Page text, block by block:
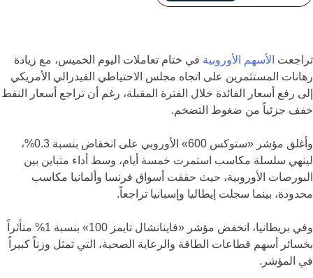
تراجعت الأسهم الأوروبية في ختام تعاملات اليوم الخميس، مع زيادة
رهانات المستثمرين على اتجاه مجلس الاحتياطي الفيدرالي الأمريكي
إلى رفع أسعار الفائدة خلال الفترة المقبلة، رغم أن تراجع أسعار النفط
خفف جزئياً من ضغوط التضخم.
وأغلق مؤشر «ستوكس 600» الأوروبي على انخفاض بنسبة 0.3%،
لينهي سلسلة مكاسب استمرت خمسة أيام، وسط أداء متباين بين
البورصات الأوروبية، حيث حققت أسواق فرنسا وألمانيا مكاسب
محدودة، بينما سجلت إيطاليا وإسبانيا تراجعاً.
وفي بريطانيا، انخفض مؤشر «فاينانشال تايمز 100» بنسبة 1% متأثراً
بخسائر أسهم قطاعات الطاقة والرعاية الصحية، التي تمثل وزناً كبيراً
في المؤشر.